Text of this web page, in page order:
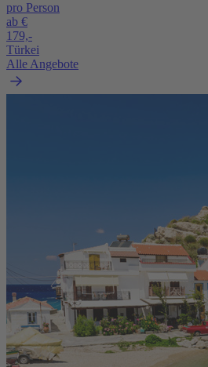
pro Person
ab €
179,-
Türkei
Alle Angebote